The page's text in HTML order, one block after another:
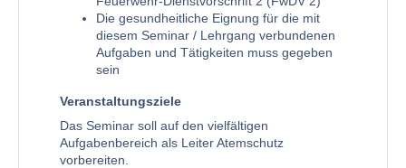
Die gesundheitliche Eignung für die mit
diesem Seminar / Lehrgang verbundenen
Aufgaben und Tätigkeiten muss gegeben
sein
Veranstaltungsziele
Das Seminar soll auf den vielfältigen
Aufgabenbereich als Leiter Atemschutz
vorbereiten.